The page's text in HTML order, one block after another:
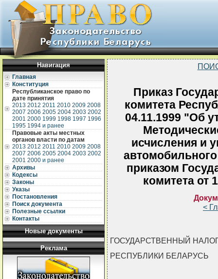
Навигация
Главная
Конституция
Республиканское право по
дате принятия
2013 2012 2011 2010 2009 2008
2007 2006 2005 2004 2003 2002
2001 2000 1999 1998 1997 1996
1995 1994 и ранее
Правовые акты местных
органов власти по датам
2013 2012 2011 2010 2009 2008
2007 2006 2005 2004 2003 2002
2001 2000 и ранее
Архивы
Кодексы
Законы
Указы
Постановления
Поиск документа
Полезные ссылки
Контакты
Новые документы
Реклама
Приказ
комитета
04.11.1999 "Об
исчисления и
приказом
комитета от
<
ГОСУДАРСТВЕННЫЙ
РЕСПУБЛИКИ БЕЛАРУСЬ